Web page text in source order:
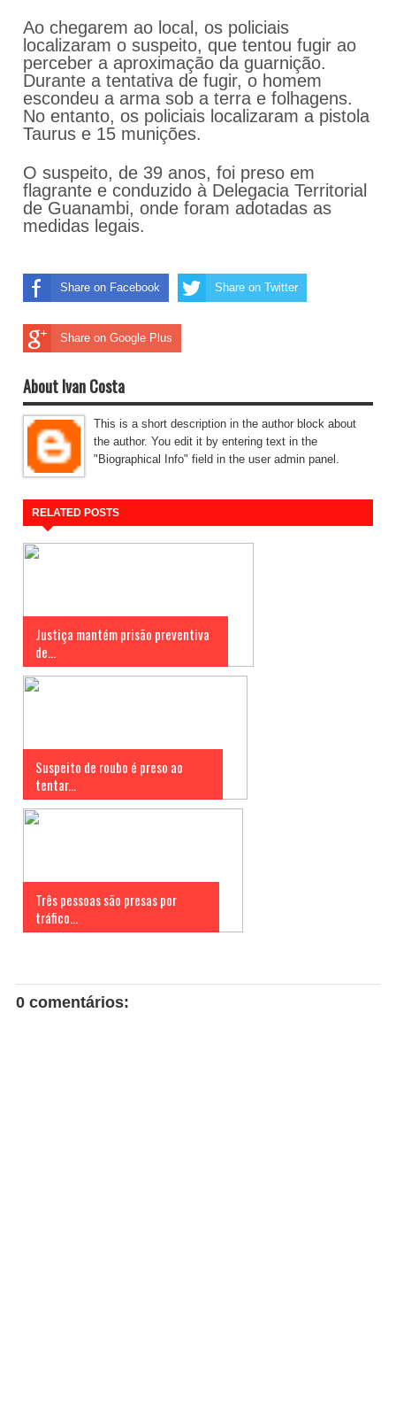
Ao chegarem ao local, os policiais
localizaram o suspeito, que tentou fugir ao
perceber a aproximação da guarnição.
Durante a tentativa de fugir, o homem
escondeu a arma sob a terra e folhagens.
No entanto, os policiais localizaram a pistola
Taurus e 15 munições.
O suspeito, de 39 anos, foi preso em
flagrante e conduzido à Delegacia Territorial
de Guanambi, onde foram adotadas as
medidas legais.
Share on Facebook Share on Twitter
Share on Google Plus
About Ivan Costa
This is a short description in the author block about
the author. You edit it by entering text in the
"Biographical Info" field in the user admin panel.
RELATED POSTS
Justiça mantém prisão preventiva
de...
Suspeito de roubo é preso ao
tentar...
Três pessoas são presas por
tráfico...
0 comentários: